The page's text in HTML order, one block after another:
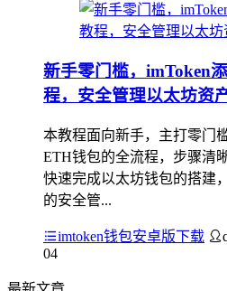
新手零门槛，imToken
程，安全管理以太坊资
本教程面向新手，主打零门
ETH钱包的全流程，步骤清
快速完成以太坊钱包的搭建
的安全管...
imtoken钱包安卓版下载
04